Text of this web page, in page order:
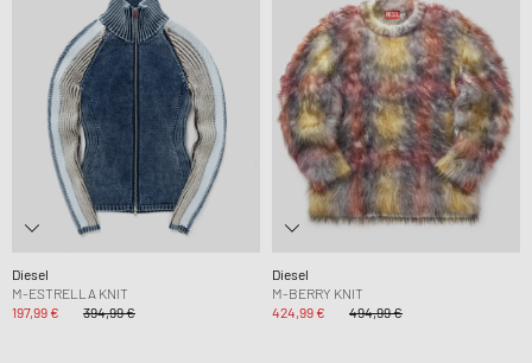
Diesel
M-ESTRELLA KNIT
197,99 €
394,99 €
Diesel
M-BERRY KNIT
424,99 €
494,99 €